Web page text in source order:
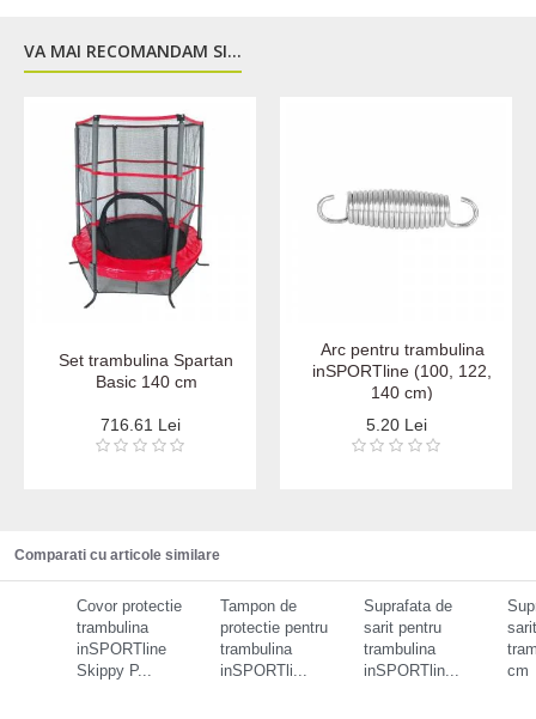
VA MAI RECOMANDAM SI...
Set trambulina Spartan
Basic 140 cm
716.61 Lei
Arc pentru trambulina
inSPORTline (100, 122,
140 cm)
5.20 Lei
Comparati cu articole similare
Covor protectie
trambulina
inSPORTline
Skippy P...
Tampon de
protectie pentru
trambulina
inSPORTli...
Suprafata de
sarit pentru
trambulina
inSPORTlin...
cm